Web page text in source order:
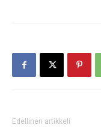
Edellinen artikkeli